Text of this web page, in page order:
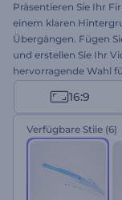
Präsentieren Sie Ihr
einem klaren
Übergängen. Fügen
und erstellen Sie Ihr
hervorragende Wahl
Firmeneinführungen,
es jetzt aus!16:9
Verfügbare Stile (6)